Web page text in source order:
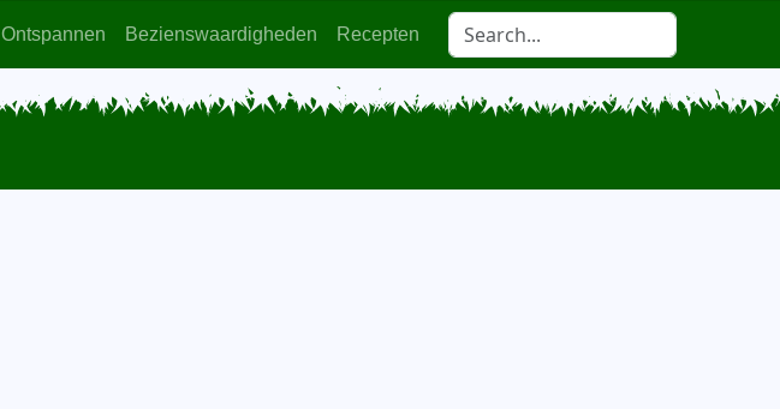
Ontspannen Bezienswaardigheden Recepten